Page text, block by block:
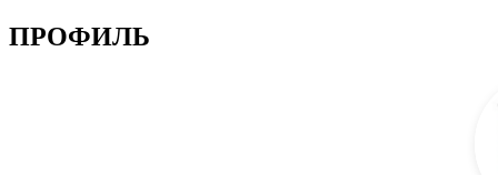
ПРОФИЛЬ